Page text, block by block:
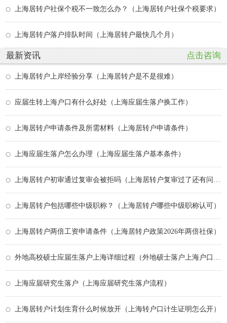
上海居转户社保个税不一致怎么办？（上海居转户社保个税要求）
上海居转户落户排队时间（上海居转户最快几个月）
最新资讯 点击咨询
上海居转户上岸经验分享（上海居转户是不是很难）
应届生转上海户口有什么好处（上海应届生落户换工作）
上海居转户申请条件及所需材料（上海居转户申请条件）
上海应届生落户怎么办理（上海应届生落户基本条件）
上海居转户包括哪些中级职称？（上海居转户哪些中级职称认可）
上海居转户两倍工资申请条件（上海居转户政策2026年两倍社保）
上海应届研究生落户（上海应届研究生落户流程）
上海居转户计划生育什么时候放开（上海转户口计生证明怎么开）